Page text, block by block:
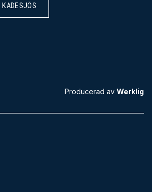
FACEBOOK
PÅ LINKEDIN
PÅ INSTAGRAM
Producerad av Werklig